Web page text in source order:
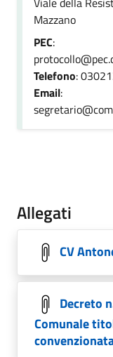
Mazzano
PEC:
Telefono:
Email:
Allegati
CV
Decreto
Comunale